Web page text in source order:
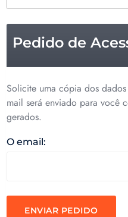
Pedido de
Solicite uma cópia dos
mail será enviado para você
gerados.
O email:
ENVIAR PEDIDO